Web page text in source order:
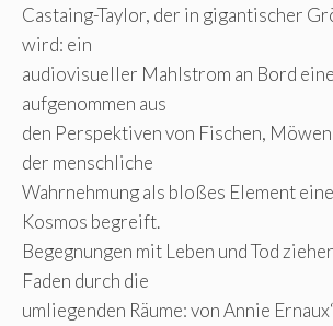
Castaing-Taylor, der in gigantischer
wird: ein
audiovisueller Mahlstrom an Bord
aufgenommen aus
den Perspektiven von Fischen,
der menschliche
Wahrnehmung als bloßes Element
Kosmos begreift.
Begegnungen mit Leben und Tod
Faden durch die
umliegenden Räume: von Annie